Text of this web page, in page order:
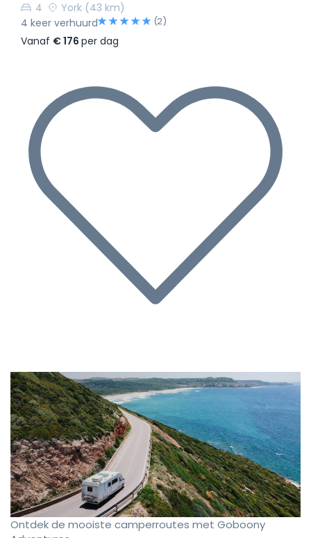
4
York (43 km)
4 keer verhuurd
(2)
Vanaf € 176 per dag
Ontdek de mooiste camperroutes met Goboony